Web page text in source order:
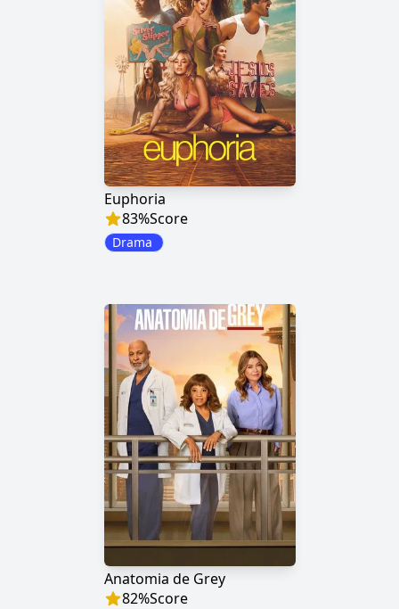
Euphoria
83%Score
Drama
Anatomia de Grey
82%Score